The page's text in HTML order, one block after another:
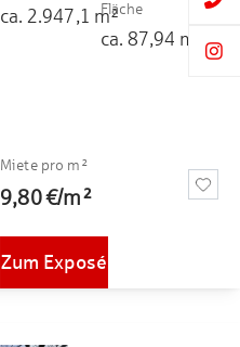
ca. 2.947,1 m²
Fläche
ca. 87,94 m²
Miete pro m²
9,80 €/m²
Zum Exposé